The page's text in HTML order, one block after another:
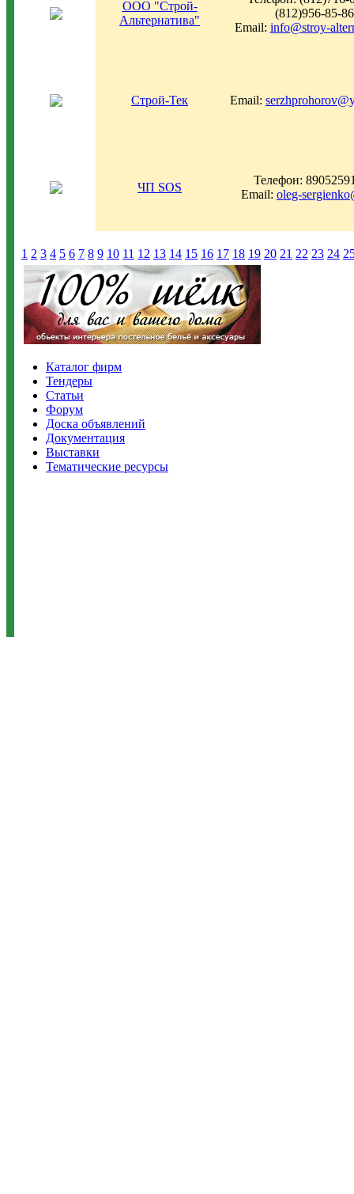
ООО "Строй-
Альтернатива"
(812)956-85-86
Email: info@stroy-
Строй-Тек Email:
ЧП SOS
Телефон:
Email: oleg-
1 2 3 4 5 6 7 8 9 10 11 12 13 14 15 16 17 18 19 20 21 22 23 24
Каталог фирм
Тендеры
Статьи
Форум
Доска объявлений
Документация
Выставки
Тематические ресурсы